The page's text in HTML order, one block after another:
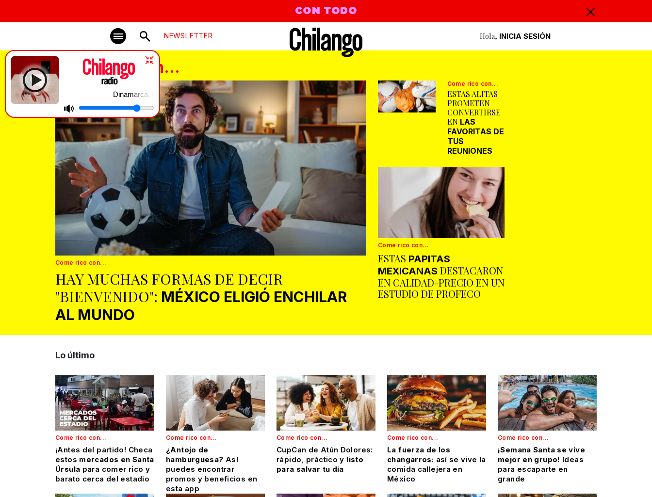
CON TODO
NEWSLETTER Hola, INICIA SESIÓN
Dinamarca, Irenegarry | casandra
Come rico con…
Come rico con...
HAY MUCHAS FORMAS DE DECIR
"BIENVENIDO": MÉXICO ELIGIÓ ENCHILAR
AL MUNDO
Come rico con...
ESTAS ALITAS
PROMETEN
CONVERTIRSE
EN LAS
FAVORITAS DE
TUS
REUNIONES
Come rico con...
ESTAS PAPITAS
MEXICANAS DESTACARON
EN CALIDAD-PRECIO EN UN
ESTUDIO DE PROFECO
Lo último
Come rico con...
¡Antes del partido! Checa
estos mercados en Santa
Úrsula para comer rico y
barato cerca del estadio
Come rico con...
¿Antojo de
hamburguesa? Así
puedes encontrar
promos y beneficios en
esta app
Come rico con...
CupCan de Atún Dolores:
rápido, práctico y listo
para salvar tu día
Come rico con...
La fuerza de los
changarros: así se vive la
comida callejera en
México
Come rico con...
¡Semana Santa se vive
mejor en grupo! Ideas
para escaparte en
grande